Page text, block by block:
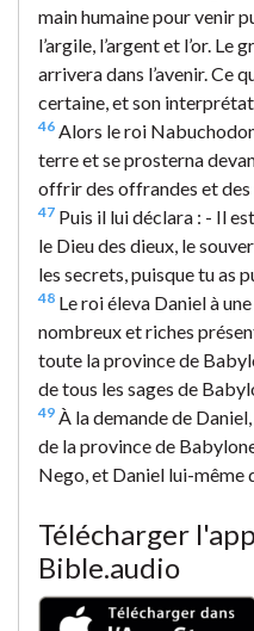
main humaine pour venir
l’argile, l’argent et l’or. Le
arrivera dans l’avenir. Ce
certaine, et son
46 Alors le roi
terre et se prosterna
offrir des offrandes et des
47 Puis il lui déclara : - Il
le Dieu des dieux, le
les secrets, puisque tu as
48 Le roi éleva Daniel à
nombreux et riches
toute la province de
de tous les sages de
49 À la demande de
de la province de
Nego, et Daniel lui-même
Télécharger
Bible.audio